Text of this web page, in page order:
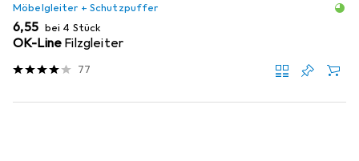
Möbelgleiter + Schutzpuffer
EUR
6,55 bei 4 Stück
OK-Line Filzgleiter
77